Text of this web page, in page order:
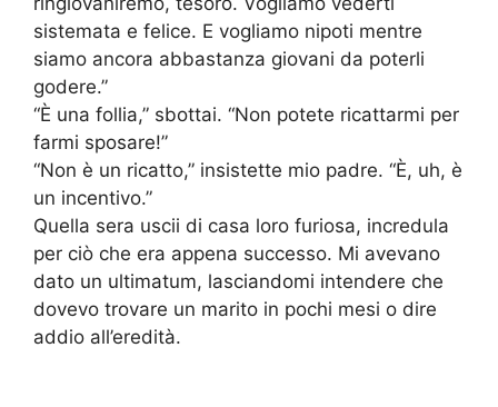
sistemata e felice. E vogliamo nipoti mentre
siamo ancora abbastanza giovani da poterli
godere.”
“È una follia,” sbottai. “Non potete ricattarmi per
farmi sposare!”
“Non è un ricatto,” insistette mio padre. “È, uh, è
un incentivo.”
Quella sera uscii di casa loro furiosa, incredula
per ciò che era appena successo. Mi avevano
dato un ultimatum, lasciandomi intendere che
dovevo trovare un marito in pochi mesi o dire
addio all’eredità.